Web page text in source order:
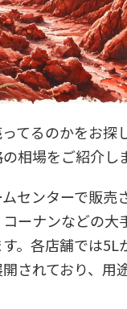
てるのかをお探
相場をご紹介し
センターで販売
ーナンなどの大
。各店舗では5L
されており、用